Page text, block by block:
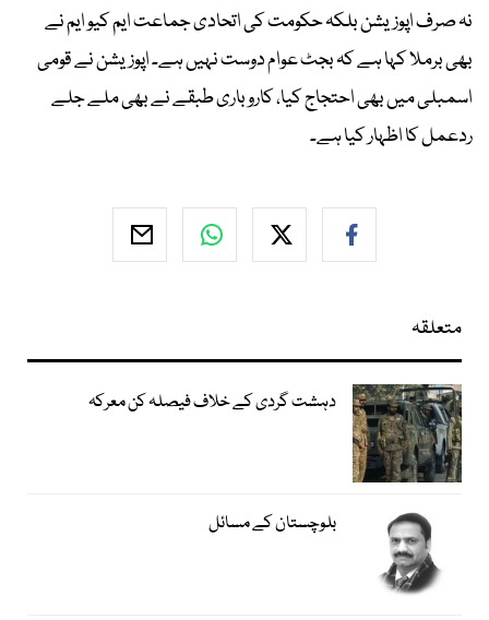
نہ صرف اپوزیشن بلکہ حکومت کی اتحادی جماعت ایم کیو ایم نے
بھی برملا کہا ہے کہ بجٹ عوام دوست نہیں ہے۔ اپوزیشن نے قومی
اسمبلی میں بھی احتجاج کیا، کاروباری طبقے نے بھی ملے جلے
ردعمل کا اظہار کیا ہے۔
متعلقہ
دہشت گردی کے خلاف فیصلہ کن معرکہ
بلوچستان کے مسائل